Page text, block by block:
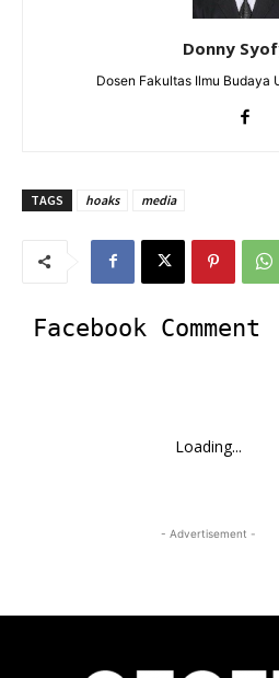
Donny
Dosen Fakultas Ilmu Budaya
TAGS hoaks media
Facebook Comment
Loading...
- Advertisement -